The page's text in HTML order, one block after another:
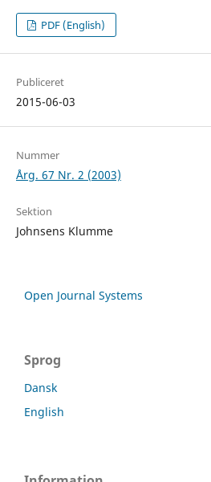
PDF (English)
Publiceret
2015-06-03
Nummer
Årg. 67 Nr. 2 (2003)
Sektion
Johnsens Klumme
Open Journal Systems
Sprog
Dansk
English